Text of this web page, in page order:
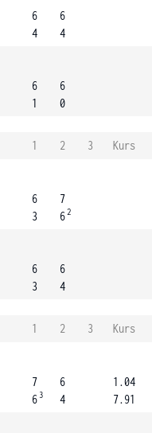
6
4
6
4
6
1
6
0
1 2 3
Kurs
6
3
7
62
6
3
6
4
1 2 3
Kurs
7
6 3
6
4
1.04
7.91